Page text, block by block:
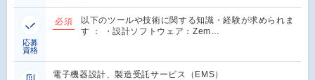
応募
資格
必須
以下のツールや技術に関する知識・経験が求められま
す ： ・設計ソフトウェア：Zem…
電子機器設計、製造受託サービス（EMS）